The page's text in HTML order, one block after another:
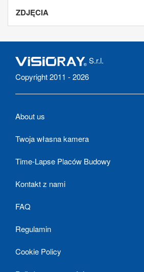
ZDJĘCIA
S.r.l.
Copyright 2011 - 2026
About us
Twoja własna kamera
Time-Lapse Placów Budowy
Kontakt z nami
FAQ
Regulamin
Cookie Policy